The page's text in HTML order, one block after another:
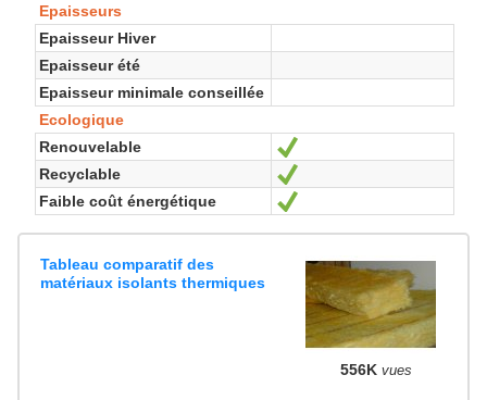
Epaisseurs
Epaisseur Hiver
Epaisseur été
Epaisseur minimale conseillée
Ecologique
Renouvelable
Recyclable
Faible coût énergétique
Tableau comparatif des
matériaux isolants thermiques
556K vues